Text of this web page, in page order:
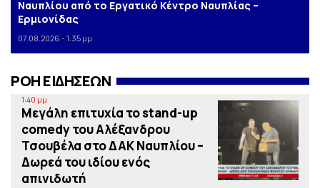
Ναυπλίου από το Εργατικό Κέντρο Ναυπλίας –
Ερμιονίδας
07.08.2026 - 1:35 μμ
ΡΟΗ ΕΙΔΗΣΕΩΝ
1:40 μμ
Μεγάλη επιτυχία το stand-up
comedy του Αλέξανδρου
Τσουβέλα στο ΔΑΚ Ναυπλίου –
Δωρεά του ιδίου ενός
απινιδωτή